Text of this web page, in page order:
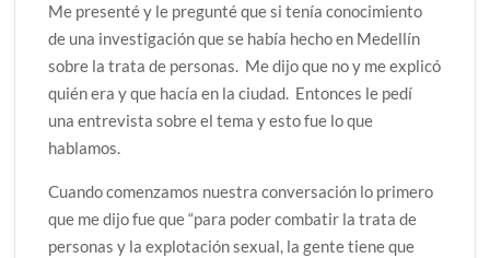
Me presenté y le pregunté que si tenía conocimiento
de una investigación que se había hecho en Medellín
sobre la trata de personas. Me dijo que no y me explicó
quién era y que hacía en la ciudad. Entonces le pedí
una entrevista sobre el tema y esto fue lo que
hablamos.
Cuando comenzamos nuestra conversación lo primero
que me dijo fue que “para poder combatir la trata de
personas y la explotación sexual, la gente tiene que